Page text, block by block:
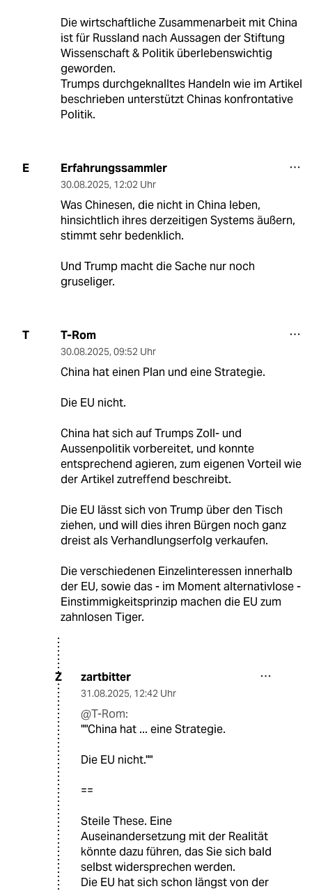
Die wirtschaftliche Zusammenarbeit mit China
ist für Russland nach Aussagen der Stiftung
Wissenschaft & Politik überlebenswichtig
geworden.
Trumps durchgeknalltes Handeln wie im Artikel
beschrieben unterstützt Chinas konfrontative
Politik.
E Erfahrungssammler
30.08.2025, 12:02 Uhr
Was Chinesen, die nicht in China leben,
hinsichtlich ihres derzeitigen Systems äußern,
stimmt sehr bedenklich.
Und Trump macht die Sache nur noch
gruseliger.
T T-Rom
30.08.2025, 09:52 Uhr
China hat einen Plan und eine Strategie.
Die EU nicht.
China hat sich auf Trumps Zoll- und
Aussenpolitik vorbereitet, und konnte
entsprechend agieren, zum eigenen Vorteil wie
der Artikel zutreffend beschreibt.
Die EU lässt sich von Trump über den Tisch
ziehen, und will dies ihren Bürgen noch ganz
dreist als Verhandlungserfolg verkaufen.
Die verschiedenen Einzelinteressen innerhalb
der EU, sowie das - im Moment alternativlose -
Einstimmigkeitsprinzip machen die EU zum
zahnlosen Tiger.
Z zartbitter
31.08.2025, 12:42 Uhr
@T-Rom:
""China hat ... eine Strategie.
Die EU nicht.""
==
Steile These. Eine
Auseinandersetzung mit der Realität
könnte dazu führen, das Sie sich bald
selbst widersprechen werden.
Die EU hat sich schon längst von der